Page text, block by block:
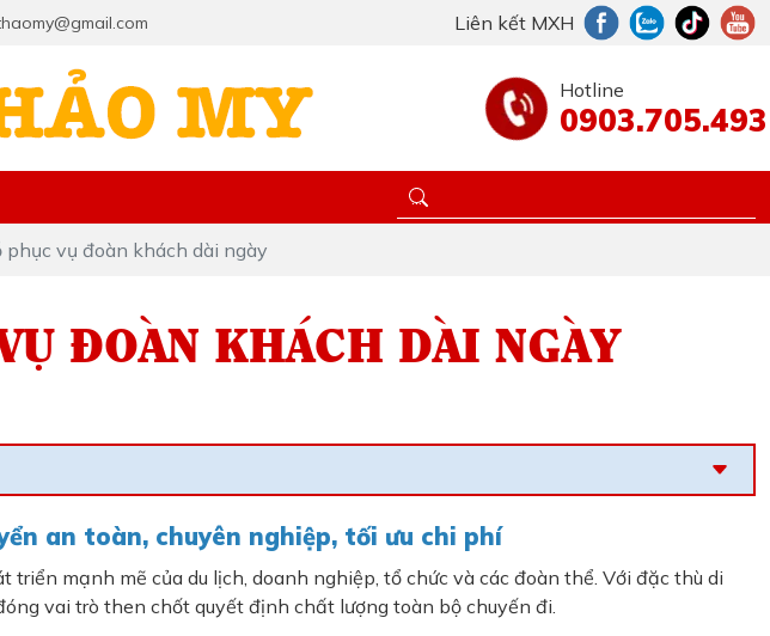
Liên kết MXH
Hotline
0903.705.493
phục vụ đoàn khách dài ngày
ĐOÀN KHÁCH DÀI NGÀY
an toàn, chuyên nghiệp, tối ưu chi phí
mạnh mẽ của du lịch, doanh nghiệp, tổ chức và các đoàn thể. Với đặc thù di
vai trò then chốt quyết định chất lượng toàn bộ chuyến đi.